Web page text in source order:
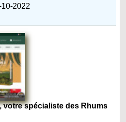
2022
votre spécialiste des Rhums